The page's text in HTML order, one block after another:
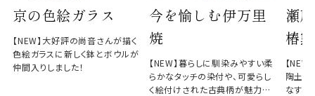
京の色絵ガラス
【NEW】大好評の尚音さんが描く
色絵ガラスに新しく鉢とボウルが
仲間入りしました！
今を愉しむ伊万里
焼
【NEW】暮らしに馴染みやすい柔
らかなタッチの染付や、可愛らし
く絵付けされた古典柄が魅力の
瀬
椿窯
【
陶土と
なす、